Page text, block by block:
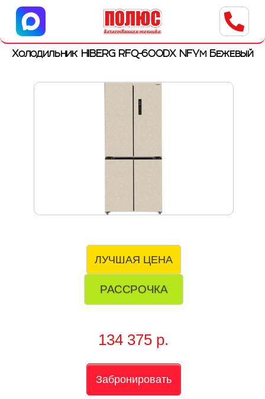
Центр бытовой техники
г. Ульяновск, ул. Пушкарева, 8a
Холодильник HIBERG RFQ-600DX NFYm Бежевый
ЛУЧШАЯ ЦЕНА
РАССРОЧКА
134 375 р.
Забронировать